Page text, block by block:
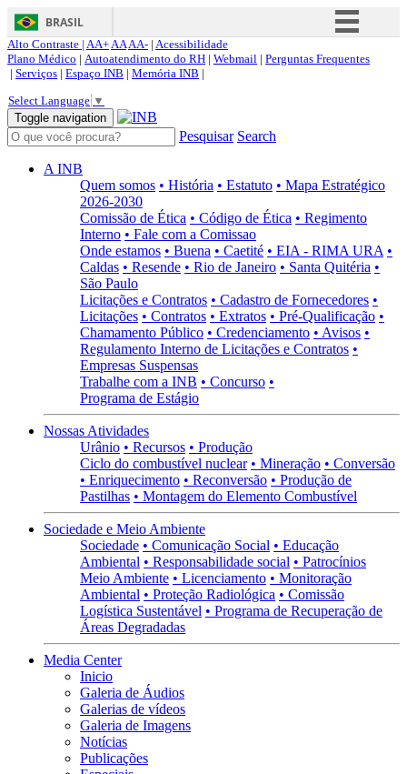
BRASIL
Simplifique!
Acesso à informação
Canais
Alto Contraste | AA+AAAA- | Acessibilidade
Plano Médico | Autoatendimento do RH | Webmail | Perguntas Frequentes
| Serviços | Espaço INB | Memória INB |
Select Language ▼
Toggle navigation
Pesquisar Search
A INB
Quem somos • História • Estatuto • Mapa Estratégico
2026-2030
Comissão de Ética • Código de Ética • Regimento
Interno • Fale com a Comissao
Onde estamos • Buena • Caetité • EIA - RIMA URA •
Caldas • Resende • Rio de Janeiro • Santa Quitéria •
São Paulo
Licitações e Contratos • Cadastro de Fornecedores •
Licitações • Contratos • Extratos • Pré-Qualificação •
Chamamento Público • Credenciamento • Avisos •
Regulamento Interno de Licitações e Contratos •
Empresas Suspensas
Trabalhe com a INB • Concurso •
Programa de Estágio
Nossas Atividades
Urânio • Recursos • Produção
Ciclo do combustível nuclear • Mineração • Conversão
• Enriquecimento • Reconversão • Produção de
Pastilhas • Montagem do Elemento Combustível
Sociedade e Meio Ambiente
Sociedade • Comunicação Social • Educação
Ambiental • Responsabilidade social • Patrocínios
Meio Ambiente • Licenciamento • Monitoração
Ambiental • Proteção Radiológica • Comissão
Logística Sustentável • Programa de Recuperação de
Áreas Degradadas
Media Center
Inicio
Galeria de Áudios
Galerias de vídeos
Galeria de Imagens
Notícias
Publicações